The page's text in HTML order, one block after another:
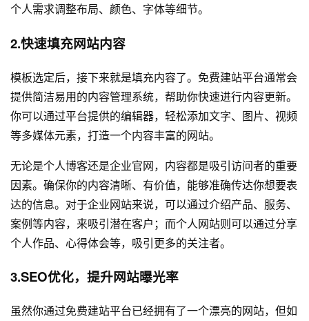
个人需求调整布局、颜色、字体等细节。
2.快速填充网站内容
模板选定后，接下来就是填充内容了。免费建站平台通常会
提供简洁易用的内容管理系统，帮助你快速进行内容更新。
你可以通过平台提供的编辑器，轻松添加文字、图片、视频
等多媒体元素，打造一个内容丰富的网站。
无论是个人博客还是企业官网，内容都是吸引访问者的重要
因素。确保你的内容清晰、有价值，能够准确传达你想要表
达的信息。对于企业网站来说，可以通过介绍产品、服务、
案例等内容，来吸引潜在客户；而个人网站则可以通过分享
个人作品、心得体会等，吸引更多的关注者。
3.SEO优化，提升网站曝光率
虽然你通过免费建站平台已经拥有了一个漂亮的网站，但如